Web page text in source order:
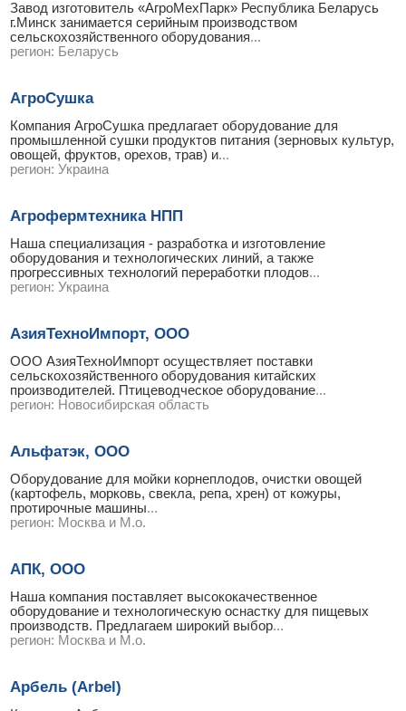
Завод изготовитель «АгроМехПарк» Республика Беларусь
г.Минск занимается серийным производством
сельскохозяйственного оборудования...
регион: Беларусь
АгроСушка
Компания АгроСушка предлагает оборудование для
промышленной сушки продуктов питания (зерновых культур,
овощей, фруктов, орехов, трав) и...
регион: Украина
Агрофермтехника НПП
Наша специализация - разработка и изготовление
оборудования и технологических линий, а также
прогрессивных технологий переработки плодов...
регион: Украина
АзияТехноИмпорт, ООО
ООО АзияТехноИмпорт осуществляет поставки
сельскохозяйственного оборудования китайских
производителей. Птицеводческое оборудование...
регион: Новосибирская область
Альфатэк, ООО
Оборудование для мойки корнеплодов, очистки овощей
(картофель, морковь, свекла, репа, хрен) от кожуры,
протирочные машины...
регион: Москва и М.о.
АПК, ООО
Наша компания поставляет высококачественное
оборудование и технологическую оснастку для пищевых
производств. Предлагаем широкий выбор...
регион: Москва и М.о.
Арбель (Arbel)